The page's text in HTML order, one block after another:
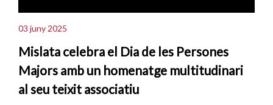
03 juny 2025
Mislata celebra el Dia de les Persones
Majors amb un homenatge multitudinari
al seu teixit associatiu